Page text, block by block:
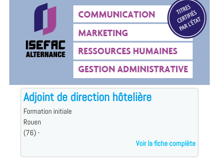
Adjoint de direction hôtelière
Formation initiale
Rouen
(76) -
Voir la fiche complète